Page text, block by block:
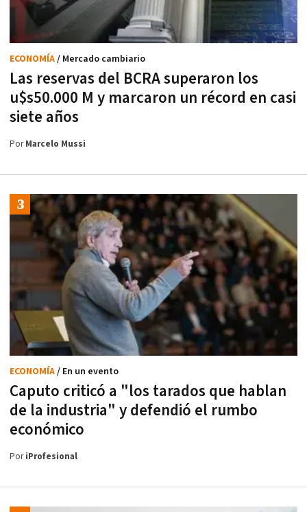
Las reservas del BCRA superaron los
u$s50.000 M y marcaron un récord en casi
siete años
ECONOMÍA/ Mercado cambiario
PorMarcelo Mussi
Caputo criticó a "los tarados que hablan
de la industria" y defendió el rumbo
económico
ECONOMÍA/ En un evento
PoriProfesional